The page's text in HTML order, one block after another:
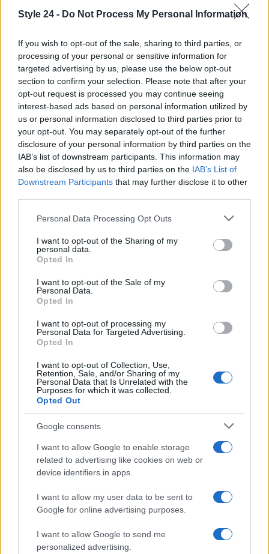
Style 24 - Do Not Process My Personal Information
If you wish to opt-out of the sale, sharing to third parties, or
processing of your personal or sensitive information for
targeted advertising by us, please use the below opt-out
section to confirm your selection. Please note that after your
opt-out request is processed you may continue seeing
interest-based ads based on personal information utilized by
us or personal information disclosed to third parties prior to
your opt-out. You may separately opt-out of the further
disclosure of your personal information by third parties on the
IAB’s list of downstream participants. This information may
also be disclosed by us to third parties on the IAB’s List of
Downstream Participants that may further disclose it to other
Please note that this website/app uses one or more Google
not limited to your visit or usage behaviour. You may click to
grant or deny consent to Google and its third-party tags to
use your data for below specified purposes in below Google
consent section.
Personal Data Processing Opt Outs
I want to opt-out of the Sharing of my
personal data.
Opted In
I want to opt-out of the Sale of my
Personal Data.
Opted In
I want to opt-out of processing my
Personal Data for Targeted Advertising.
Opted In
I want to opt-out of Collection, Use,
Retention, Sale, and/or Sharing of my
Personal Data that Is Unrelated with the
Purposes for which it was collected.
Opted Out
Google consents
I want to allow Google to enable storage
related to advertising like cookies on web or
device identifiers in apps.
I want to allow my user data to be sent to
Google for online advertising purposes.
I want to allow Google to send me
personalized advertising.
come Peter Schlesinger e Susan Rothenberg hanno
materiaememoria
Un’esperienza visiva unica
Nel cuore di Milano, precisamente nel cortile del
flagshipOnitsuka Tiger di Piazza XXV Aprile, è
stato presentato un nuovo menù autunnale creato
da PAN. Questo spazio, caratterizzato da un design
giapponeseessenziale e raffinato, si propone come
un punto d’incontro tra moda e gastronomia. La
AUTORE
Staff